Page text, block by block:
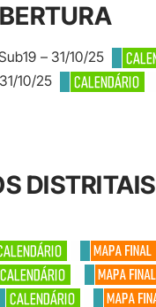
– 31/10/25
10/25
DISTRITAIS